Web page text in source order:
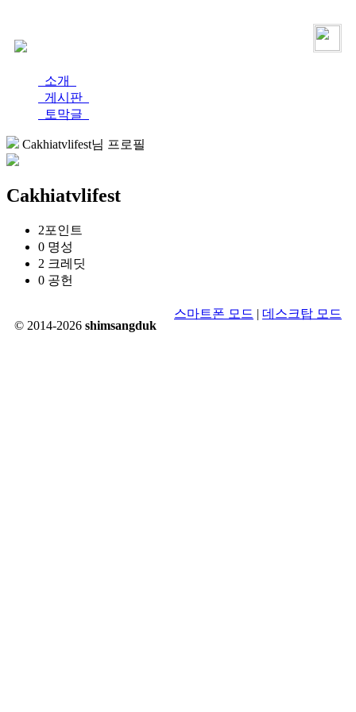
소개
게시판
토막글
Cakhiatvlifest님 프로필
Cakhiatvlifest
2포인트
0 명성
2 크레딧
0 공헌
© 2014-2026 shimsangduk
스마트폰 모드 | 데스크탑 모드